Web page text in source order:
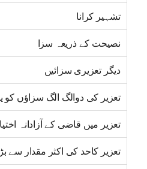
تشہیر کرانا
نصیحت کے ذریعہ سزا
دیگر تعزیری سزائیں
تعزیر کی دوالگ الگ سزاؤں کو
تعزیر میں قاضی کے آزادانہ
تعزیر کاحد کی اکثر مقدار سے